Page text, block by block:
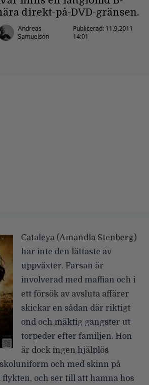
direkt-på-DVD-gränsen.
Andreas
Samuelson
Publicerad: 11.9.2011
14:01
Cataleya (Amandla Stenberg)
har inte den lättaste av
uppväxter. Farsan är
involverad med maffian och i
ett försök av avsluta affärer
skickar en sådan där riktigt
ond och mäktig gangster ut
torpeder efter familjen. Hon
är dock ingen hjälplös
och med skinn på
och ser till att hamna hos